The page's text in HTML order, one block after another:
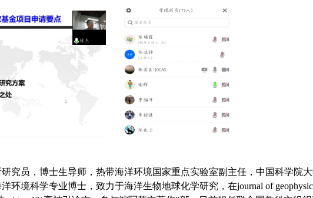
究员，博士生导师，热带海洋环境国家重点实验室副主任，中国科学院
环境科学专业博士，致力于海洋生物地球化学研究，在journal of